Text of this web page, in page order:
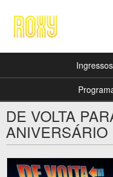
DE VOLTA
ANIVERSÁRIO